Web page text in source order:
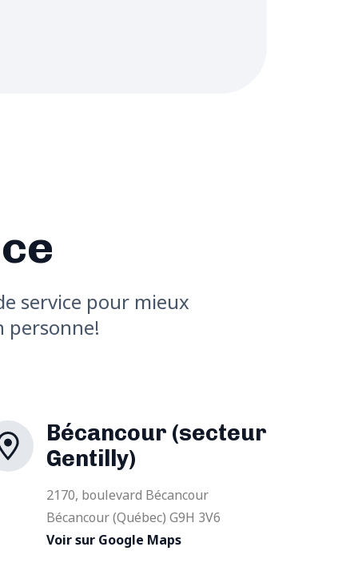
service pour mieux
personne!
Bécancour (secteur
Gentilly)
2170, boulevard Bécancour
Bécancour (Québec) G9H 3V6
Voir sur Google Maps